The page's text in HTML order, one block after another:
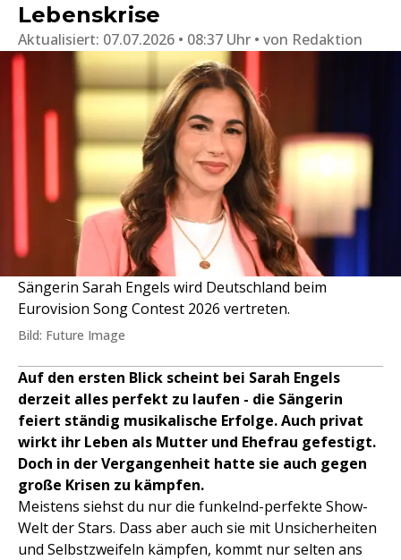
Lebenskrise
Aktualisiert: 07.07.2026 • 08:37 Uhr von Redaktion
Sängerin Sarah Engels wird Deutschland beim
Eurovision Song Contest 2026 vertreten.
Bild: Future Image
Auf den ersten Blick scheint bei Sarah Engels
derzeit alles perfekt zu laufen - die Sängerin
feiert ständig musikalische Erfolge. Auch privat
wirkt ihr Leben als Mutter und Ehefrau gefestigt.
Doch in der Vergangenheit hatte sie auch gegen
große Krisen zu kämpfen.
Meistens siehst du nur die funkelnd-perfekte Show-
Welt der Stars. Dass aber auch sie mit Unsicherheiten
und Selbstzweifeln kämpfen, kommt nur selten ans